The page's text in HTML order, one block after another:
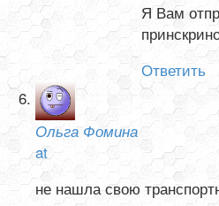
Я Вам
Ответить
Ольга Фомина
at
не нашла свою